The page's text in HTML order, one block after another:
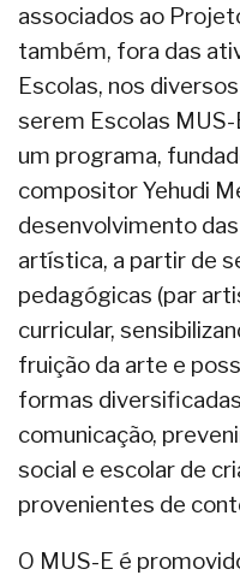
associados ao
também, fora das
Escolas, nos
serem Escolas
um programa,
compositor Yehudi
desenvolvimento
artística, a partir de
pedagógicas (par
curricular,
fruição da arte e
formas
comunicação,
social e escolar de
provenientes de
O MUS-E é